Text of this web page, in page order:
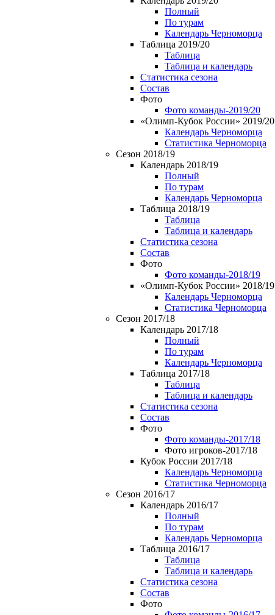
Полный
По турам
Календарь Черноморца
Таблица 2019/20
Таблица
Таблица и календарь
Статистика сезона
Состав
Фото
Фото команды-2019/20
«Олимп-Кубок России» 2019/20
Календарь Черноморца
Статистика Черноморца
Сезон 2018/19
Календарь 2018/19
Полный
По турам
Календарь Черноморца
Таблица 2018/19
Таблица
Таблица и календарь
Статистика сезона
Состав
Фото
Фото команды-2018/19
«Олимп-Кубок России» 2018/19
Календарь Черноморца
Статистика Черноморца
Сезон 2017/18
Календарь 2017/18
Полный
По турам
Календарь Черноморца
Таблица 2017/18
Таблица
Таблица и календарь
Статистика сезона
Состав
Фото
Фото команды-2017/18
Фото игроков-2017/18
Кубок России 2017/18
Календарь Черноморца
Статистика Черноморца
Сезон 2016/17
Календарь 2016/17
Полный
По турам
Календарь Черноморца
Таблица 2016/17
Таблица
Таблица и календарь
Статистика сезона
Состав
Фото